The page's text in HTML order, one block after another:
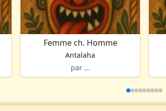
Femme ch. Homme
Antalaha
par ...